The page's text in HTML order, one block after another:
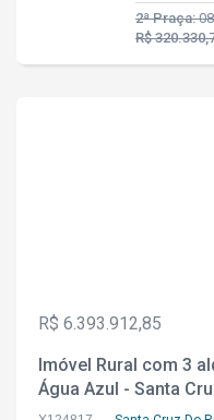
2ª Praça:
R$
R$ 6.393.912,85
Imóvel Rural com 3
Água Azul - Santa